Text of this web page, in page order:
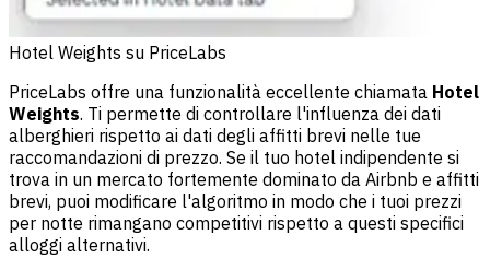
Hotel Weights su PriceLabs
PriceLabs offre una funzionalità eccellente chiamata Hotel
Weights. Ti permette di controllare l'influenza dei dati
alberghieri rispetto ai dati degli affitti brevi nelle tue
raccomandazioni di prezzo. Se il tuo hotel indipendente si
trova in un mercato fortemente dominato da Airbnb e affitti
brevi, puoi modificare l'algoritmo in modo che i tuoi prezzi
per notte rimangano competitivi rispetto a questi specifici
alloggi alternativi.